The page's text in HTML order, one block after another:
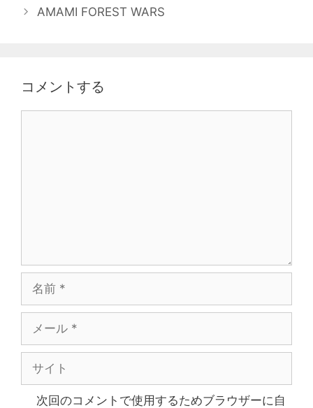
AMAMI FOREST WARS
コメントする
次回のコメントで使用するためブラウザーに自